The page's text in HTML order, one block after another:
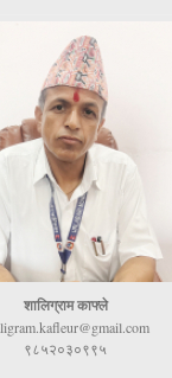
शालिग्राम काफ्ले
९८५२०३०९९५